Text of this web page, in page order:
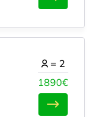
1890€
= 2